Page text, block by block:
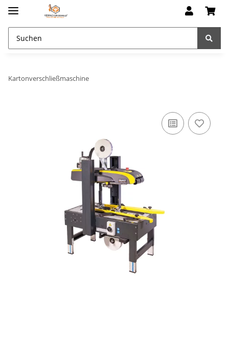
Kartonverschließmaschine